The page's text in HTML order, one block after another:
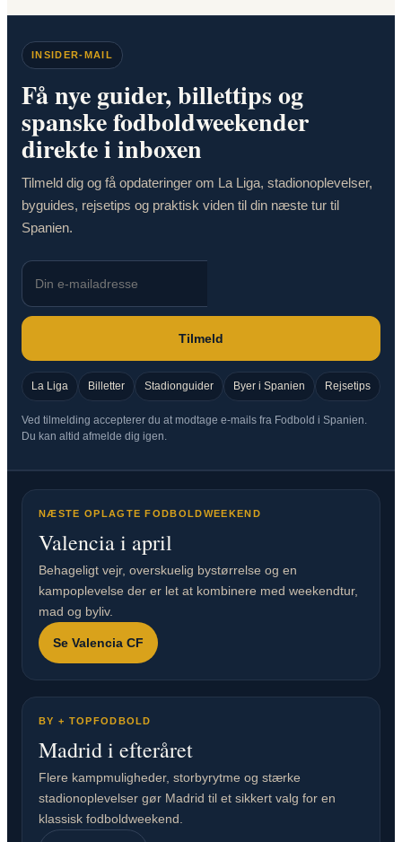
INSIDER-MAIL
Få nye guider, billettips og
spanske fodboldweekender
direkte i inboxen
Tilmeld dig og få opdateringer om La Liga, stadionoplevelser,
byguides, rejsetips og praktisk viden til din næste tur til
Spanien.
Tilmeld
La Liga Billetter Stadionguider Byer i Spanien Rejsetips
Ved tilmelding accepterer du at modtage e-mails fra Fodbold i Spanien.
Du kan altid afmelde dig igen.
NÆSTE OPLAGTE FODBOLDWEEKEND
Valencia i april
Behageligt vejr, overskuelig bystørrelse og en
kampoplevelse der er let at kombinere med weekendtur,
mad og byliv.
Se Valencia CF
BY + TOPFODBOLD
Madrid i efteråret
Flere kampmuligheder, storbyrytme og stærke
stadionoplevelser gør Madrid til et sikkert valg for en
klassisk fodboldweekend.